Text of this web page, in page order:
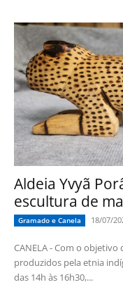
Aldeia Yvyã
escultura de
Gramado e Canela 18/07/
CANELA - Com o
produzidos pela etnia
das 14h às 16h30,...